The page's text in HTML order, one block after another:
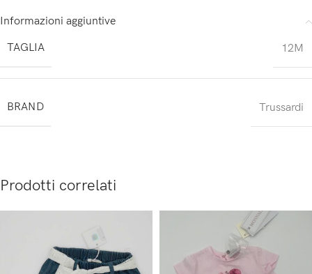
Informazioni aggiuntive
TAGLIA
12M
BRAND Trussardi
Prodotti correlati